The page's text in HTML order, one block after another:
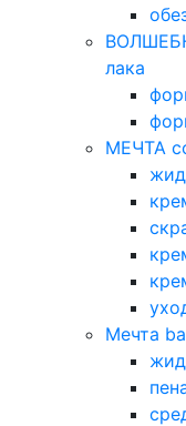
лака
МЕЧТА
Мечта